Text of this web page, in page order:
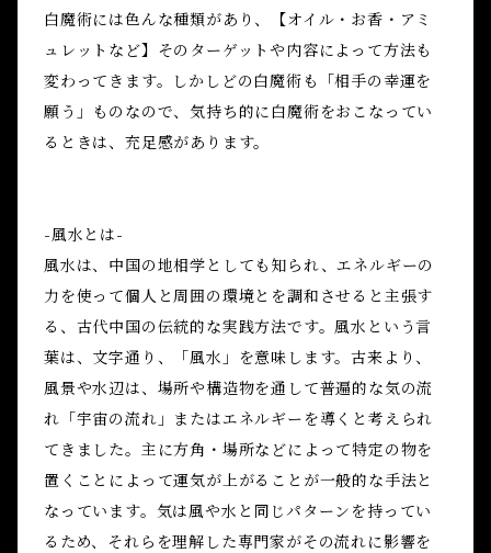
白魔術には色んな種類があり、【オイル・お香・アミ
ュレットなど】そのターゲットや内容によって方法も
変わってきます。しかしどの白魔術も「相手の幸運を
願う」ものなので、気持ち的に白魔術をおこなってい
るときは、充足感があります。
-風水とは-
風水は、中国の地相学としても知られ、エネルギーの
力を使って個人と周囲の環境とを調和させると主張す
る、古代中国の伝統的な実践方法です。風水という言
葉は、文字通り、「風水」を意味します。古来より、
風景や水辺は、場所や構造物を通して普遍的な気の流
れ「宇宙の流れ」またはエネルギーを導くと考えられ
てきました。主に方角・場所などによって特定の物を
置くことによって運気が上がることが一般的な手法と
なっています。気は風や水と同じパターンを持ってい
るため、それらを理解した専門家がその流れに影響を